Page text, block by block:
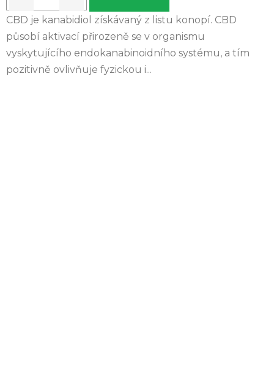
CBD je kanabidiol získávaný z listu konopí. CBD
působí aktivací přirozeně se v organismu
vyskytujícího endokanabinoidního systému, a tím
pozitivně ovlivňuje fyzickou i...